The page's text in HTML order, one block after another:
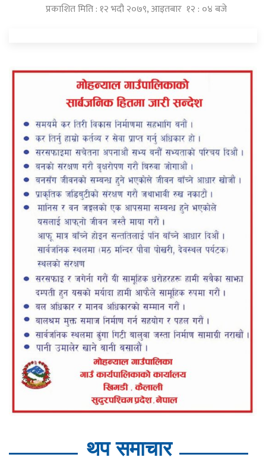
प्रकाशित मिति : १२ भदौ २०७९, आइतबार १२ : ०४ बजे
थप समाचार